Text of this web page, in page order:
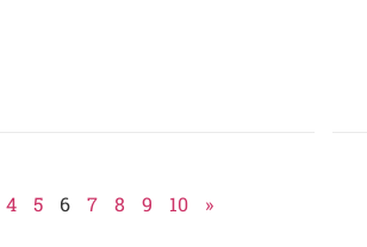
4 5 6 7 8 9 10 »